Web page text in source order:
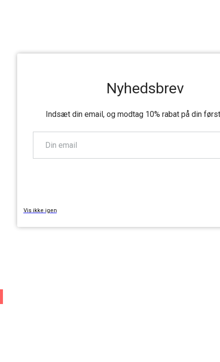
Nyhedsbrev
Indsæt din email, og modtag 10% rabat på din
Vis ikke igen